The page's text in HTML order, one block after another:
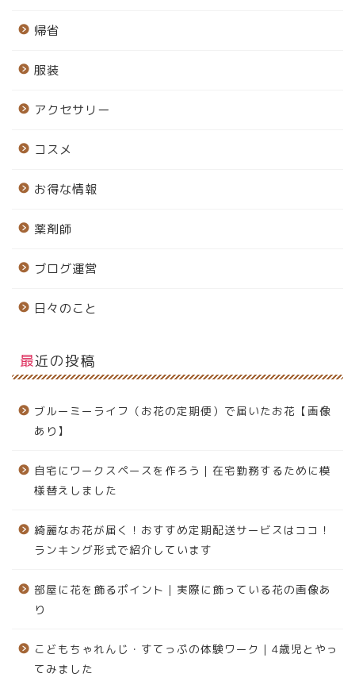
帰省
服装
アクセサリー
コスメ
お得な情報
薬剤師
ブログ運営
日々のこと
最近の投稿
ブルーミーライフ（お花の定期便）で届いたお花【画像
あり】
自宅にワークスペースを作ろう｜在宅勤務するために模
様替えしました
綺麗なお花が届く！おすすめ定期配送サービスはココ！
ランキング形式で紹介しています
部屋に花を飾るポイント｜実際に飾っている花の画像あ
り
こどもちゃれんじ・すてっぷの体験ワーク｜4歳児とやっ
てみました